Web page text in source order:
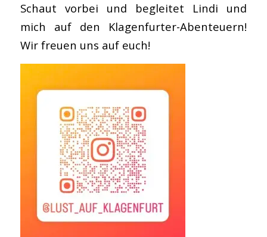
Schaut vorbei und begleitet Lindi und
mich auf den Klagenfurter-Abenteuern!
Wir freuen uns auf euch!